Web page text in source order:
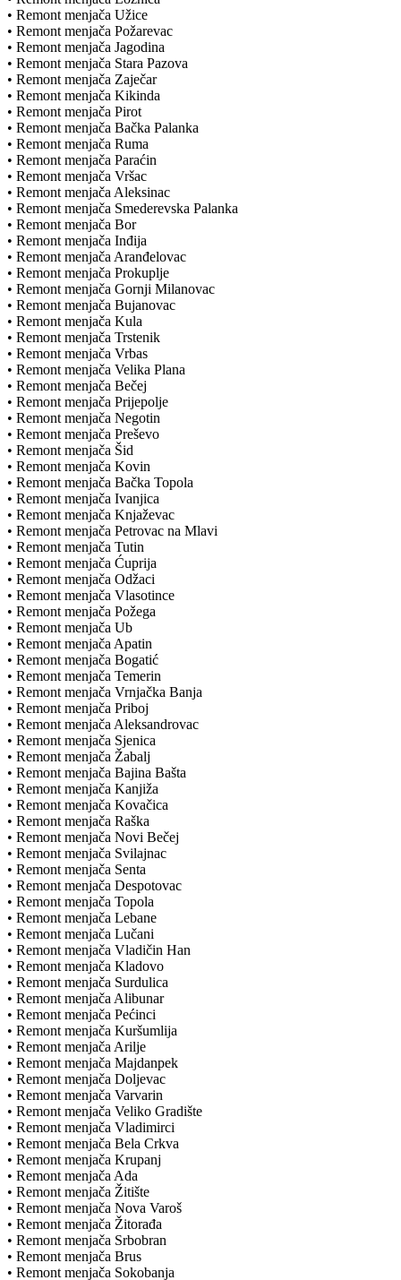
• Remont menjača Užice
• Remont menjača Požarevac
• Remont menjača Jagodina
• Remont menjača Stara Pazova
• Remont menjača Zaječar
• Remont menjača Kikinda
• Remont menjača Pirot
• Remont menjača Bačka Palanka
• Remont menjača Ruma
• Remont menjača Paraćin
• Remont menjača Vršac
• Remont menjača Aleksinac
• Remont menjača Smederevska Palanka
• Remont menjača Bor
• Remont menjača Inđija
• Remont menjača Aranđelovac
• Remont menjača Prokuplje
• Remont menjača Gornji Milanovac
• Remont menjača Bujanovac
• Remont menjača Kula
• Remont menjača Trstenik
• Remont menjača Vrbas
• Remont menjača Velika Plana
• Remont menjača Bečej
• Remont menjača Prijepolje
• Remont menjača Negotin
• Remont menjača Preševo
• Remont menjača Šid
• Remont menjača Kovin
• Remont menjača Bačka Topola
• Remont menjača Ivanjica
• Remont menjača Knjaževac
• Remont menjača Petrovac na Mlavi
• Remont menjača Tutin
• Remont menjača Ćuprija
• Remont menjača Odžaci
• Remont menjača Vlasotince
• Remont menjača Požega
• Remont menjača Ub
• Remont menjača Apatin
• Remont menjača Bogatić
• Remont menjača Temerin
• Remont menjača Vrnjačka Banja
• Remont menjača Priboj
• Remont menjača Aleksandrovac
• Remont menjača Sjenica
• Remont menjača Žabalj
• Remont menjača Bajina Bašta
• Remont menjača Kanjiža
• Remont menjača Kovačica
• Remont menjača Raška
• Remont menjača Novi Bečej
• Remont menjača Svilajnac
• Remont menjača Senta
• Remont menjača Despotovac
• Remont menjača Topola
• Remont menjača Lebane
• Remont menjača Lučani
• Remont menjača Vladičin Han
• Remont menjača Kladovo
• Remont menjača Surdulica
• Remont menjača Alibunar
• Remont menjača Pećinci
• Remont menjača Kuršumlija
• Remont menjača Arilje
• Remont menjača Majdanpek
• Remont menjača Doljevac
• Remont menjača Varvarin
• Remont menjača Veliko Gradište
• Remont menjača Vladimirci
• Remont menjača Bela Crkva
• Remont menjača Krupanj
• Remont menjača Ada
• Remont menjača Žitište
• Remont menjača Nova Varoš
• Remont menjača Žitorađa
• Remont menjača Srbobran
• Remont menjača Brus
• Remont menjača Sokobanja